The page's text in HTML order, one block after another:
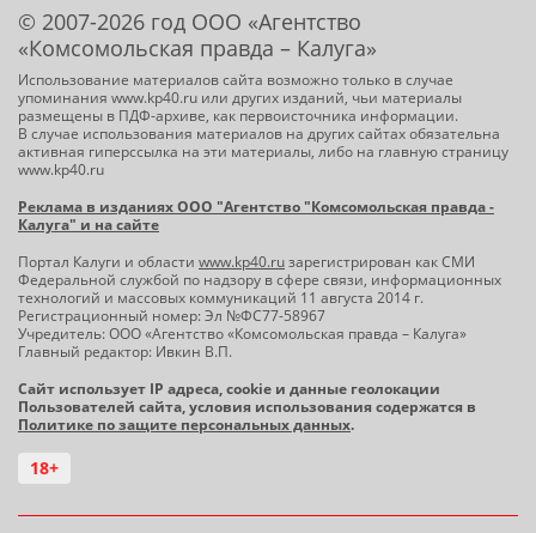
© 2007-2026 год ООО «Агентство
«Комсомольская правда – Калуга»
Использование материалов сайта возможно только в случае
упоминания www.kp40.ru или других изданий, чьи материалы
размещены в ПДФ-архиве, как первоисточника информации.
В случае использования материалов на других сайтах обязательна
активная гиперссылка на эти материалы, либо на главную страницу
www.kp40.ru
Реклама в изданиях ООО "Агентство "Комсомольская правда -
Калуга" и на сайте
Портал Калуги и области www.kp40.ruзарегистрирован как СМИ
Федеральной службой по надзору в сфере связи, информационных
технологий и массовых коммуникаций 11 августа 2014 г.
Регистрационный номер: Эл №ФС77-58967
Учредитель: ООО «Агентство «Комсомольская правда – Калуга»
Главный редактор: Ивкин В.П.
Сайт использует IP адреса, cookie и данные геолокации
Пользователей сайта, условия использования содержатся в
Политике по защите персональных данных.
18+